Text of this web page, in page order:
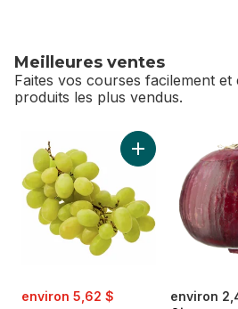
Meilleures ventes
Faites vos courses facilement
produits les plus vendus.
sauter Meilleures ventes
sale:
environ 5,62 $
, formerly:
Ajouter Raisins
environ